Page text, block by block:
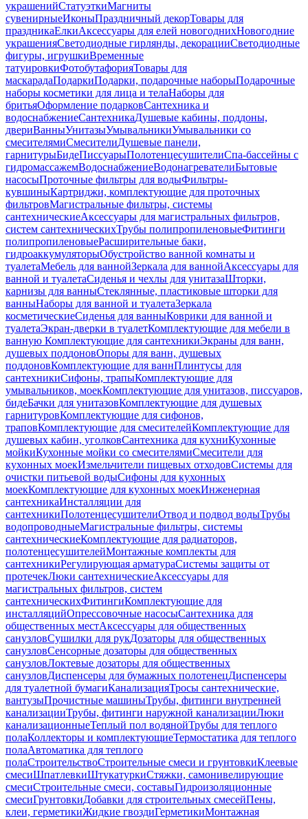
украшенийСтатуэткиМагниты
сувенирныеИконыПраздничный декорТовары для
праздникаЕлкиАксессуары для елей новогоднихНовогодние
украшенияСветодиодные гирлянды, декорацииСветодиодные
фигуры, игрушкиВременные
татуировкиФотобутафорияТовары для
маскарадаПодаркиПодарки, подарочные наборыПодарочные
наборы косметики для лица и телаНаборы для
бритьяОформление подарковСантехника и
водоснабжениеСантехникаДушевые кабины, поддоны,
двериВанныУнитазыУмывальникиУмывальники со
смесителямиСмесителиДушевые панели,
гарнитурыБидеПиссуарыПолотенцесушителиСпа-бассейны с
гидромассажемВодоснабжениеВодонагревателиБытовые
насосыПроточные фильтры для водыФильтры-
кувшиныКартриджи, комплектующие для проточных
фильтровМагистральные фильтры, системы
сантехническиеАксессуары для магистральных фильтров,
систем сантехническихТрубы полипропиленовыеФитинги
полипропиленовыеРасширительные баки,
гидроаккумуляторыОбустройство ванной комнаты и
туалетаМебель для ваннойЗеркала для ваннойАксессуары для
ванной и туалетаСиденья и чехлы для унитазаШторки,
карнизы для ванныСтеклянные, пластиковые шторки для
ванныНаборы для ванной и туалетаЗеркала
косметическиеСиденья для ванныКоврики для ванной и
туалетаЭкран-дверки в туалетКомплектующие для мебели в
ванную Комплектующие для сантехникиЭкраны для ванн,
душевых поддоновОпоры для ванн, душевых
поддоновКомплектующие для ваннПлинтусы для
сантехникиСифоны, трапыКомплектующие для
умывальников, моекКомплектующие для унитазов, писсуаров,
бидеБачки для унитазовКомплектующие для душевых
гарнитуровКомплектующие для сифонов,
траповКомплектующие для смесителейКомплектующие для
душевых кабин, уголковСантехника для кухниКухонные
мойкиКухонные мойки со смесителямиСмесители для
кухонных моекИзмельчители пищевых отходовСистемы для
очистки питьевой водыСифоны для кухонных
моекКомплектующие для кухонных моекИнженерная
сантехникаИнсталляции для
сантехникиПолотенцесушителиОтвод и подвод водыТрубы
водопроводныеМагистральные фильтры, системы
сантехническиеКомплектующие для радиаторов,
полотенцесушителейМонтажные комплекты для
сантехникиРегулирующая арматураСистемы защиты от
протечекЛюки сантехническиеАксессуары для
магистральных фильтров, систем
сантехническихФитингиКомплектующие для
инсталляцийОпрессовочные насосыСантехника для
общественных местАксессуары для общественных
санузловСушилки для рукДозаторы для общественных
санузловСенсорные дозаторы для общественных
санузловЛоктевые дозаторы для общественных
санузловДиспенсеры для бумажных полотенецДиспенсеры
для туалетной бумагиКанализацияТросы сантехнические,
вантузыПрочистные машиныТрубы, фитинги внутренней
канализацииТрубы, фитинги наружной канализацииЛюки
канализационныеТеплый пол водянойТрубы для теплого
полаКоллекторы и комплектующиеТермостатика для теплого
полаАвтоматика для теплого
полаСтроительствоСтроительные смеси и грунтовкиКлеевые
смесиШпатлевкиШтукатуркиСтяжки, самонивелирующие
смесиСтроительные смеси, составыГидроизоляционные
смесиГрунтовкиДобавки для строительных смесейПены,
клеи, герметикиЖидкие гвоздиГерметикиМонтажная